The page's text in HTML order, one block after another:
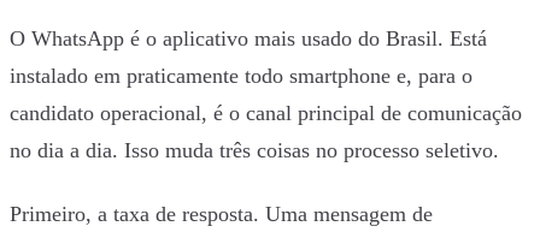
O WhatsApp é o aplicativo mais usado do Brasil. Está
instalado em praticamente todo smartphone e, para o
candidato operacional, é o canal principal de comunicação
no dia a dia. Isso muda três coisas no processo seletivo.
Primeiro, a taxa de resposta. Uma mensagem de